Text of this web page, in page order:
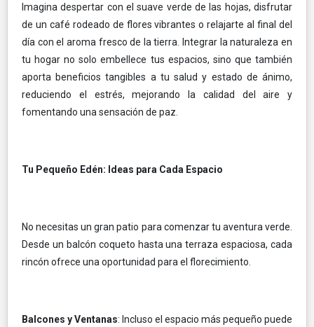
Imagina despertar con el suave verde de las hojas, disfrutar
de un café rodeado de flores vibrantes o relajarte al final del
día con el aroma fresco de la tierra. Integrar la naturaleza en
tu hogar no solo embellece tus espacios, sino que también
aporta beneficios tangibles a tu salud y estado de ánimo,
reduciendo el estrés, mejorando la calidad del aire y
fomentando una sensación de paz.
Tu Pequeño Edén: Ideas para Cada Espacio
No necesitas un gran patio para comenzar tu aventura verde.
Desde un balcón coqueto hasta una terraza espaciosa, cada
rincón ofrece una oportunidad para el florecimiento.
Balcones y Ventanas: Incluso el espacio más pequeño puede